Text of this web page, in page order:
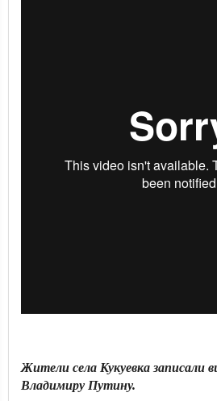
Жители села Кукуевка записали
Владимиру Путину.